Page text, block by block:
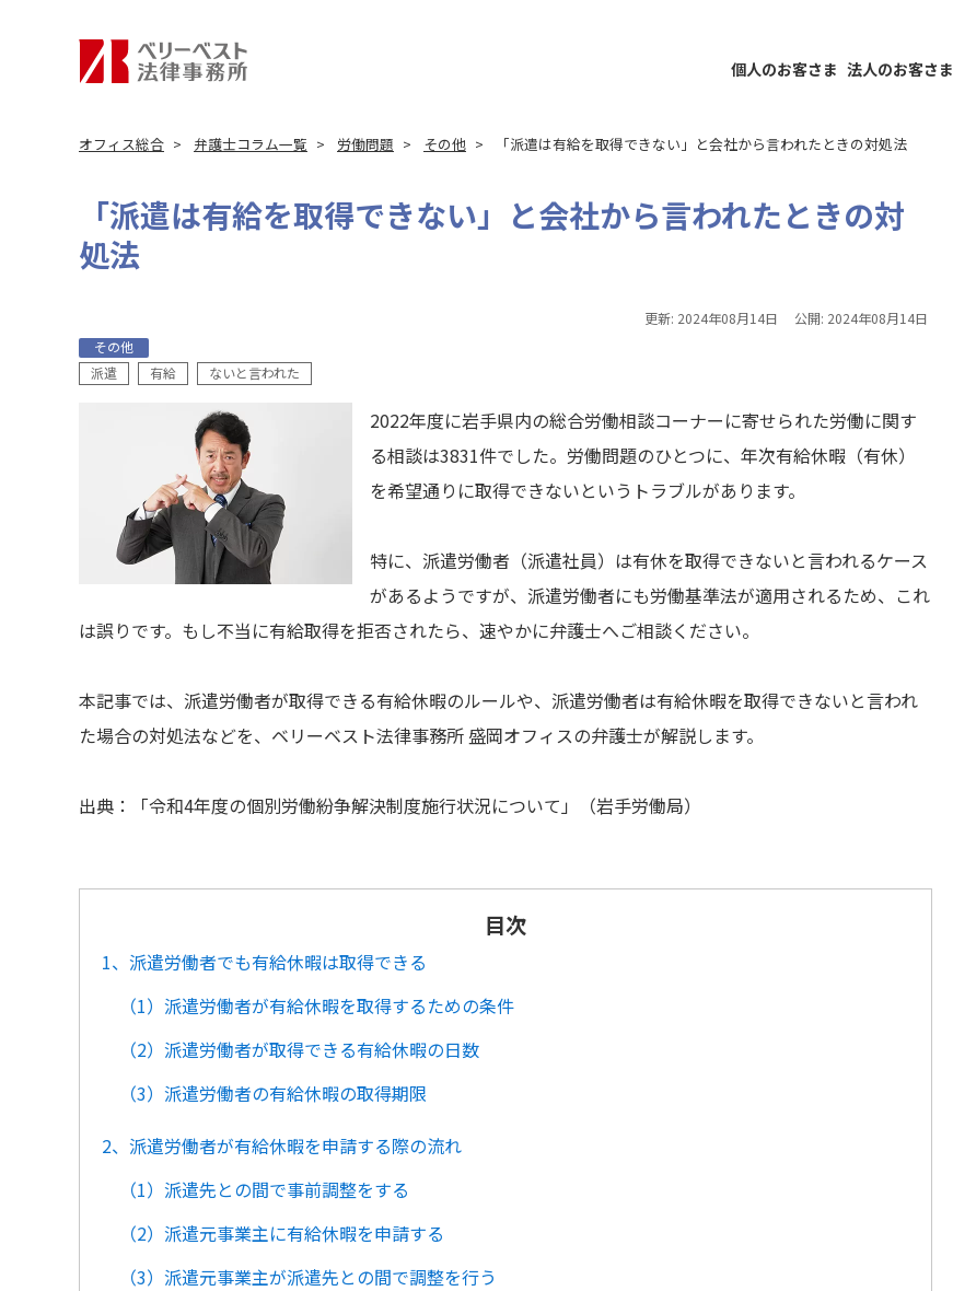
個人のお客さま 法人のお客さま
オフィス総合 弁護士コラム一覧 労働問題 その他 「派遣は有給を取得できない」と会社から言われたときの対処法
「派遣は有給を取得できない」と会社から言われたときの対
処法
更新: 2024年08月14日 公開: 2024年08月14日
その他
派遣
有給 ないと言われた
2022年度に岩手県内の総合労働相談コーナーに寄せられた労働に関す
る相談は3831件でした。労働問題のひとつに、年次有給休暇（有休）
を希望通りに取得できないというトラブルがあります。
特に、派遣労働者（派遣社員）は有休を取得できないと言われるケース
があるようですが、派遣労働者にも労働基準法が適用されるため、これ
は誤りです。もし不当に有給取得を拒否されたら、速やかに弁護士へご相談ください。
本記事では、派遣労働者が取得できる有給休暇のルールや、派遣労働者は有給休暇を取得できないと言われ
た場合の対処法などを、ベリーベスト法律事務所 盛岡オフィスの弁護士が解説します。
出典：「令和4年度の個別労働紛争解決制度施行状況について」（岩手労働局）
目次
1、派遣労働者でも有給休暇は取得できる
（1）派遣労働者が有給休暇を取得するための条件
（2）派遣労働者が取得できる有給休暇の日数
（3）派遣労働者の有給休暇の取得期限
2、派遣労働者が有給休暇を申請する際の流れ
（1）派遣先との間で事前調整をする
（2）派遣元事業主に有給休暇を申請する
（3）派遣元事業主が派遣先との間で調整を行う